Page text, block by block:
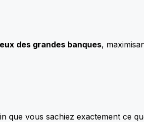
des grandes banques,
que vous sachiez exactement ce